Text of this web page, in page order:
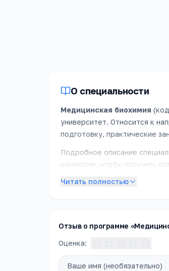
О специальности
Медицинская биохимия (код
университет. Относится к
подготовку, практические
Подробное описание
комиссию, чтобы получить
Читать полностью
Отзыв о программе
Оценка: